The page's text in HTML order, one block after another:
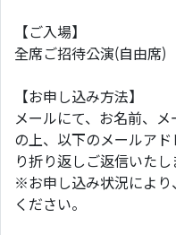
【ご入場】
全席ご招待公演(自由席)
【お申し込み方法】
メールにて、お名前、
の上、以下のメールア
り折り返しご返信いたし
※お申し込み状況によ
ください。